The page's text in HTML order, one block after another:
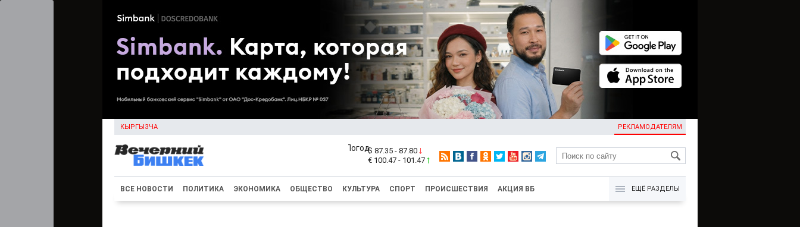
КЫРГЫЗЧА РЕКЛАМОДАТЕЛЯМ
KG
$ 87.35 - 87.80
€ 100.47 - 101.47
ВСЕ НОВОСТИ ПОЛИТИКА ЭКОНОМИКА ОБЩЕСТВО КУЛЬТУРА СПОРТ ПРОИСШЕСТВИЯ АКЦИЯ ВБ ЕЩЁ РАЗДЕЛЫ